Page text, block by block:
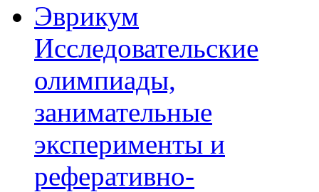
Эврикум
Исследовательские
олимпиады,
занимательные
эксперименты и
реферативно-